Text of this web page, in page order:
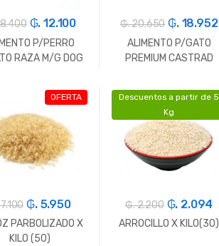
₲. 12.100
P/PERRO
RAZA M/G DOG
+
₲. 20.650 ₲. 18.952
ALIMENTO P/GATO
PREMIUM CASTRAD
- Gr. +
OFERTA
₲. 5.950
PARBOLIZADO X
KILO (50)
Descuentos a partir de 5
Kg
₲. 2.200 ₲. 2.094
ARROCILLO X KILO(30)